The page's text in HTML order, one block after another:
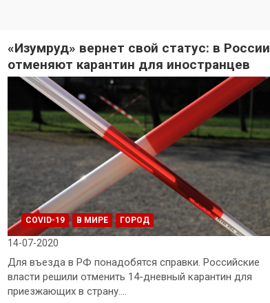
«Изумруд» вернет свой статус: в России
отменяют карантин для иностранцев
COVID-19 В МИРЕ ГОРОД
14-07-2020
Для въезда в РФ понадобятся справки. Российские
власти решили отменить 14-дневный карантин для
приезжающих в страну.…